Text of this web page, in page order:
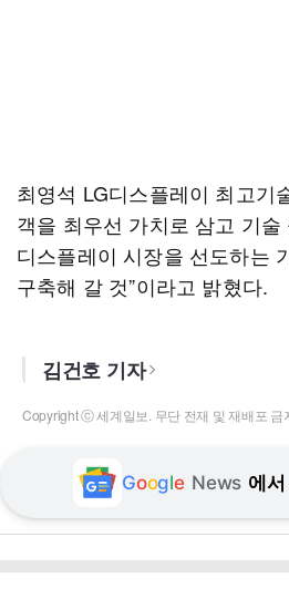
최영석 LG디스플레이 최고기
객을 최우선 가치로 삼고 기
디스플레이 시장을 선도하는
구축해 갈 것”이라고 밝혔다.
김건호 기자
Copyright ⓒ 세계일보. 무단 전재 및 재배포 금
Google News 에